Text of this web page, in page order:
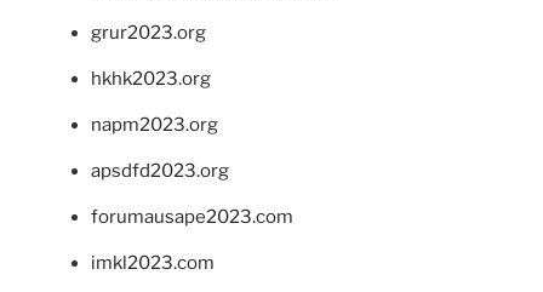
grur2023.org
hkhk2023.org
napm2023.org
apsdfd2023.org
forumausape2023.com
imkl2023.com